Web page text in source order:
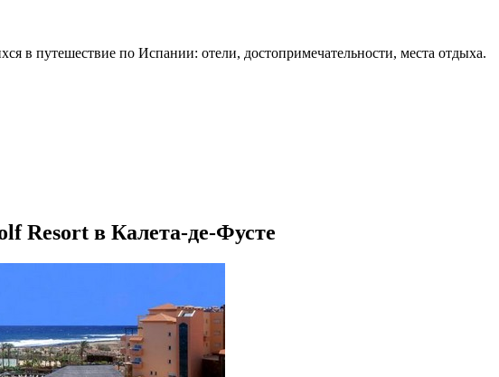
в путешествие по Испании: отели, достопримечательности, места отдыха.
Resort в Калета-де-Фусте